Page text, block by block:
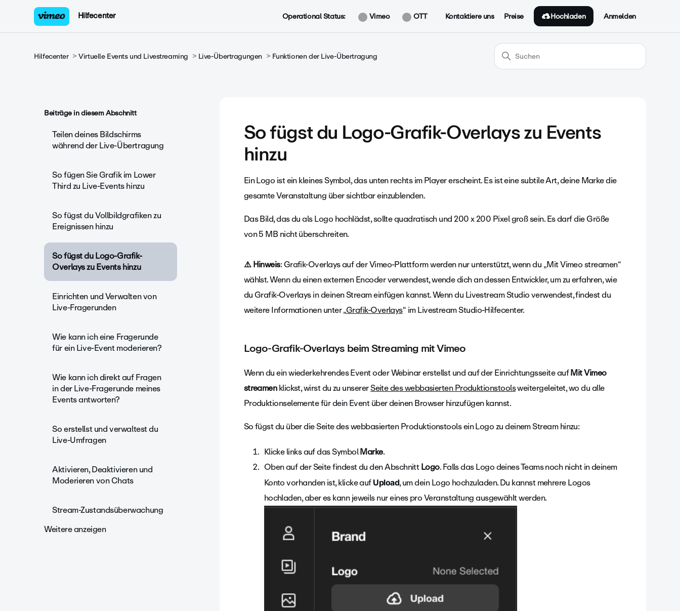
Hilfecenter Operational Status: Vimeo OTT Kontaktiere uns Preise Hochladen Anmelden
Hilfecenter Virtuelle Events und Livestreaming Live-Übertragungen Funktionen der Live-Übertragung
Beiträge in diesem Abschnitt
Teilen deines Bildschirms
während der Live-Übertragung
So fügen Sie Grafik im Lower
Third zu Live-Events hinzu
So fügst du Vollbildgrafiken zu
Ereignissen hinzu
So fügst du Logo-Grafik-
Overlays zu Events hinzu
Einrichten und Verwalten von
Live-Fragerunden
Wie kann ich eine Fragerunde
für ein Live-Event moderieren?
Wie kann ich direkt auf Fragen
in der Live-Fragerunde meines
Events antworten?
So erstellst und verwaltest du
Live-Umfragen
Aktivieren, Deaktivieren und
Moderieren von Chats
Stream-Zustandsüberwachung
Weitere anzeigen
So fügst du Logo-Grafik-Overlays zu Events
hinzu
Ein Logo ist ein kleines Symbol, das unten rechts im Player erscheint. Es ist eine subtile Art, deine Marke die
gesamte Veranstaltung über sichtbar einzublenden.
Das Bild, das du als Logo hochlädst, sollte quadratisch und 200 x 200 Pixel groß sein. Es darf die Größe
von 5 MB nicht überschreiten.
⚠️ Hinweis: Grafik-Overlays auf der Vimeo-Plattform werden nur unterstützt, wenn du „Mit Vimeo streamen“
wählst. Wenn du einen externen Encoder verwendest, wende dich an dessen Entwickler, um zu erfahren, wie
du Grafik-Overlays in deinen Stream einfügen kannst. Wenn du Livestream Studio verwendest, findest du
weitere Informationen unter „Grafik-Overlays“ im Livestream Studio-Hilfecenter.
Logo-Grafik-Overlays beim Streaming mit Vimeo
Wenn du ein wiederkehrendes Event oder Webinar erstellst und auf der Einrichtungsseite aufMit Vimeo
streamenklickst, wirst du zu unsererSeite des webbasierten Produktionstoolsweitergeleitet, wo du alle
Produktionselemente für dein Event über deinen Browser hinzufügen kannst.
So fügst du über die Seite des webbasierten Produktionstools ein Logo zu deinem Stream hinzu:
Klicke links auf das SymbolMarke.
Oben auf der Seite findest du den AbschnittLogo. Falls das Logo deines Teams noch nicht in deinem
Konto vorhanden ist, klicke auf Upload, um dein Logo hochzuladen. Du kannst mehrere Logos
hochladen, aber es kann jeweils nur eines pro Veranstaltung ausgewählt werden.